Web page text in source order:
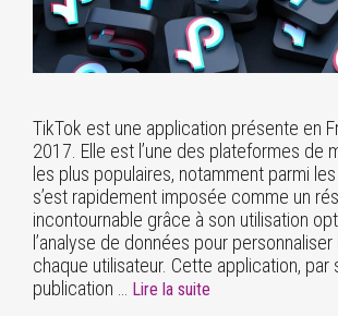
TikTok est une application présente en
2017. Elle est l’une des plateformes de
les plus populaires, notamment parmi
s’est rapidement imposée comme un
incontournable grâce à son utilisation
l’analyse de données pour personnaliser
chaque utilisateur. Cette application, par
publication …
Lire la suite